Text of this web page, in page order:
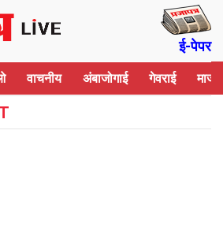
ई-पेपर
वाचनीय अंबाजोगाई गेवराई